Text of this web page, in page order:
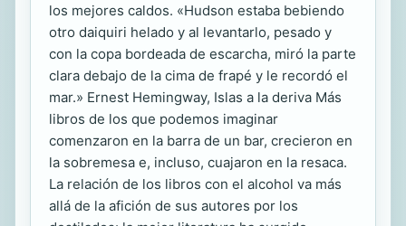
los mejores caldos. «Hudson estaba bebiendo
otro daiquiri helado y al levantarlo, pesado y
con la copa bordeada de escarcha, miró la parte
clara debajo de la cima de frapé y le recordó el
mar.» Ernest Hemingway, Islas a la deriva Más
libros de los que podemos imaginar
comenzaron en la barra de un bar, crecieron en
la sobremesa e, incluso, cuajaron en la resaca.
La relación de los libros con el alcohol va más
allá de la afición de sus autores por los